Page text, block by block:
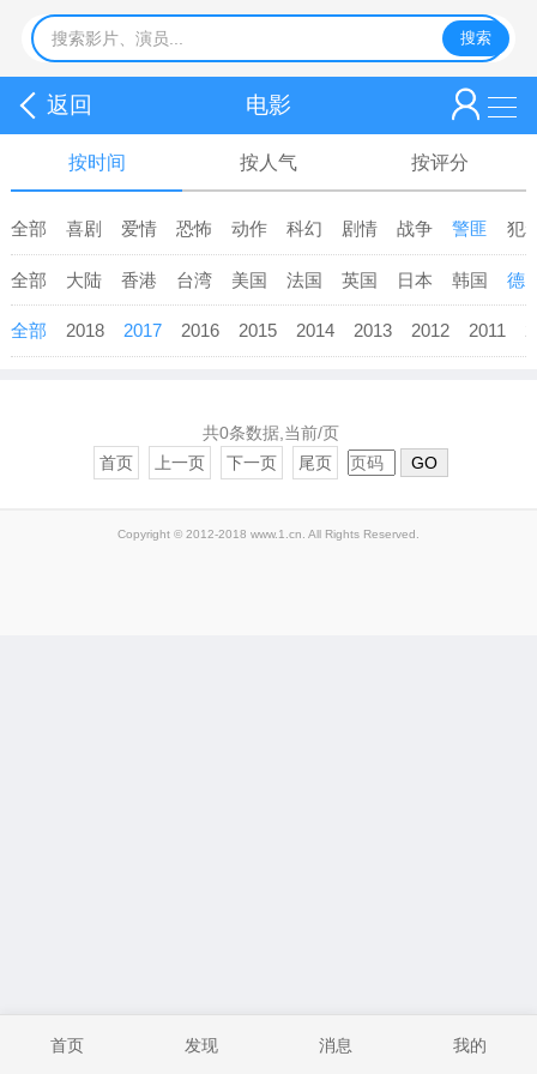
返回 电影
按时间 按人气 按评分
全部 喜剧 爱情 恐怖 动作 科幻 剧情 战争 警匪 犯
全部 大陆 香港 台湾 美国 法国 英国 日本 韩国 德
全部 2018 2017 2016 2015 2014 2013 2012 2011
共0条数据,当前/页
首页
上一页 下一页 尾页 GO
首页 发现 消息 我的
Copyright © 2012-2018 www.1.cn. All Rights Reserved.